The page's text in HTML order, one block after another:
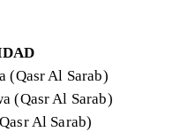
(Qasr Al Sarab)
(Qasr Al Sarab)
Al Sarab)